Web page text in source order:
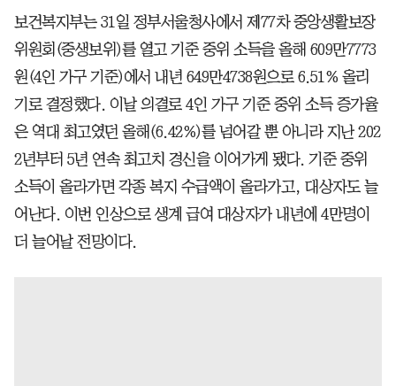
보건복지부는 31일 정부서울청사에서 제77차 중앙생활보장
위원회(중생보위)를 열고 기준 중위 소득을 올해 609만7773
원(4인 가구 기준)에서 내년 649만4738원으로 6.51% 올리
기로 결정했다. 이날 의결로 4인 가구 기준 중위 소득 증가율
은 역대 최고였던 올해(6.42%)를 넘어갈 뿐 아니라 지난 202
2년부터 5년 연속 최고치 경신을 이어가게 됐다. 기준 중위
소득이 올라가면 각종 복지 수급액이 올라가고, 대상자도 늘
어난다. 이번 인상으로 생계 급여 대상자가 내년에 4만명이
더 늘어날 전망이다.